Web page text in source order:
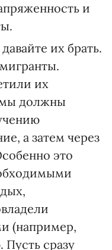
и
их брать.
их
должны
а затем через
это
(например,
Пусть сразу